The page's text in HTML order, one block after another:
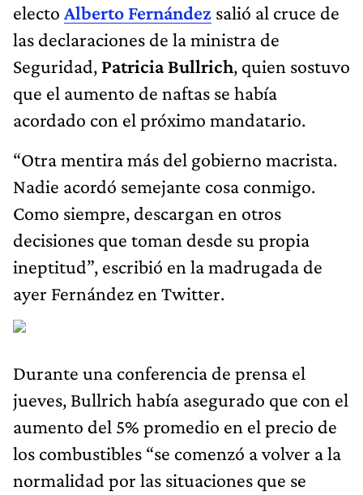
electo Alberto Fernández salió al cruce de
las declaraciones de la ministra de
Seguridad, Patricia Bullrich, quien sostuvo
que el aumento de naftas se había
acordado con el próximo mandatario.
“Otra mentira más del gobierno macrista.
Nadie acordó semejante cosa conmigo.
Como siempre, descargan en otros
decisiones que toman desde su propia
ineptitud”, escribió en la madrugada de
ayer Fernández en Twitter.
Durante una conferencia de prensa el
jueves, Bullrich había asegurado que con el
aumento del 5% promedio en el precio de
los combustibles “se comenzó a volver a la
normalidad por las situaciones que se